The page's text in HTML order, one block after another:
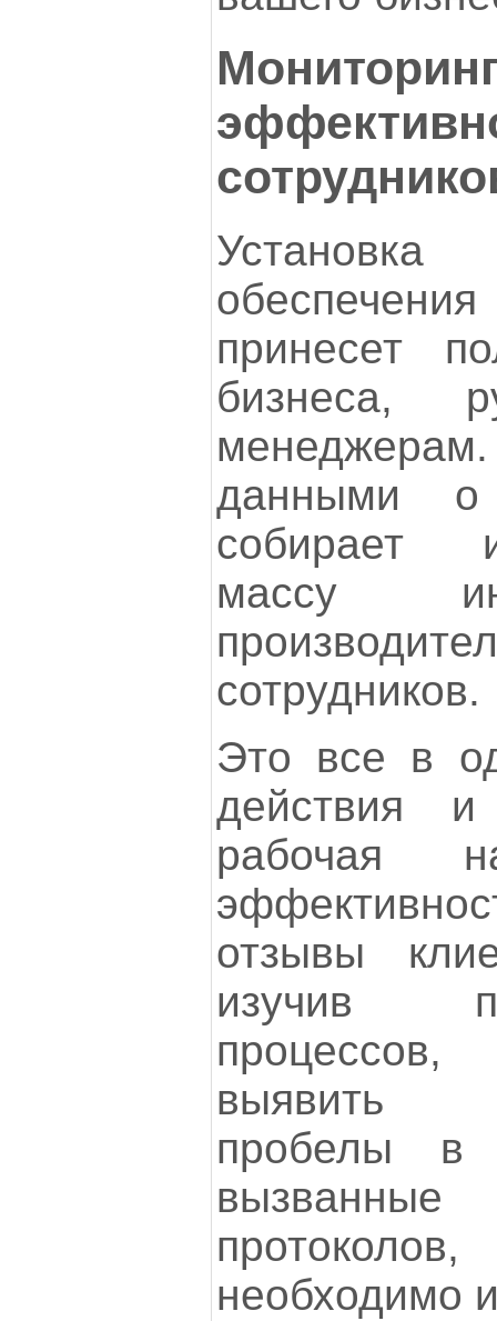
принесет
бизнеса,
данными о
собирает
массу
сотрудников.
Это все в
действия
рабочая
отзывы
изучив
выявить
пробелы в
вызванные
необходимо